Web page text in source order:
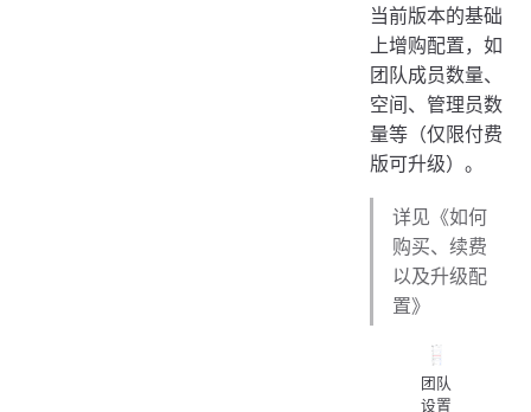
当前版本的基础
上增购配置，如
团队成员数量、
空间、管理员数
量等（仅限付费
版可升级）。
详见《如何
购买、续费
以及升级配
置》
团队
设置